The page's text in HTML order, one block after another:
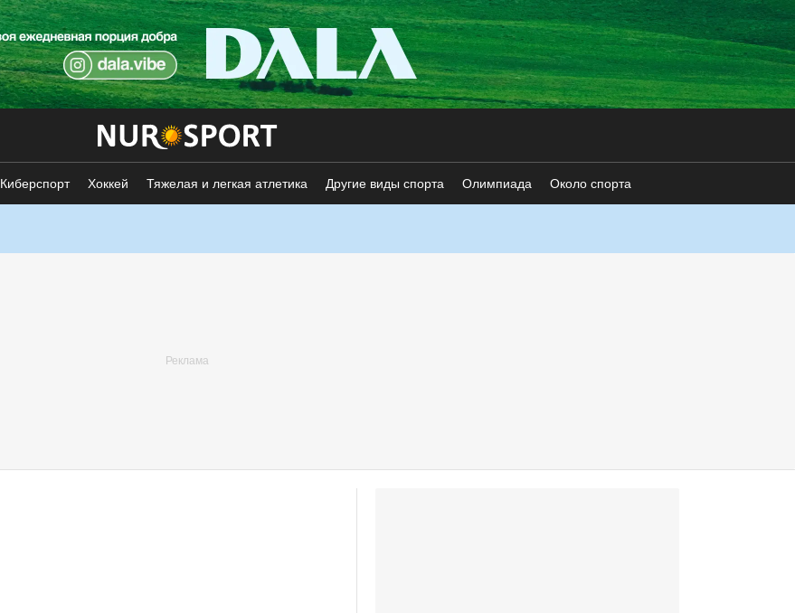
Киберспорт Хоккей Тяжелая и легкая атлетика Другие виды спорта Олимпиада Около спорта